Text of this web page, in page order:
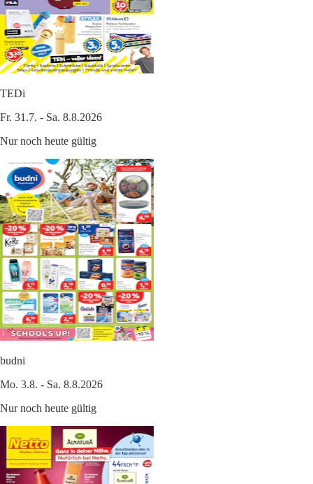
TEDi
Fr. 31.7. - Sa. 8.8.2026
Nur noch heute gültig
budni
Mo. 3.8. - Sa. 8.8.2026
Nur noch heute gültig